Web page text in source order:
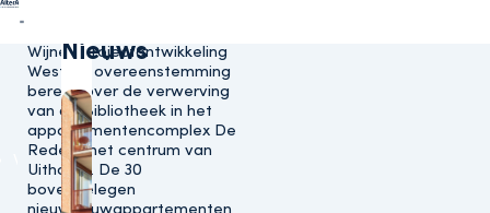
Direct naar content
Terug naar de startpagina
Woningen
Wijnen Projectontwikkeling
West BV overeenstemming
bereikt over de verwerving
van de Bibliotheek in het
appartementencomplex De
Rede in het centrum van
Uithoorn. De 30
bovengelegen
nieuwbouwappartementen
Nieuws